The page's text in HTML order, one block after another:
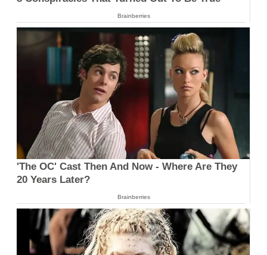
Brainberries
'The OC' Cast Then And Now - Where Are They
20 Years Later?
Brainberries